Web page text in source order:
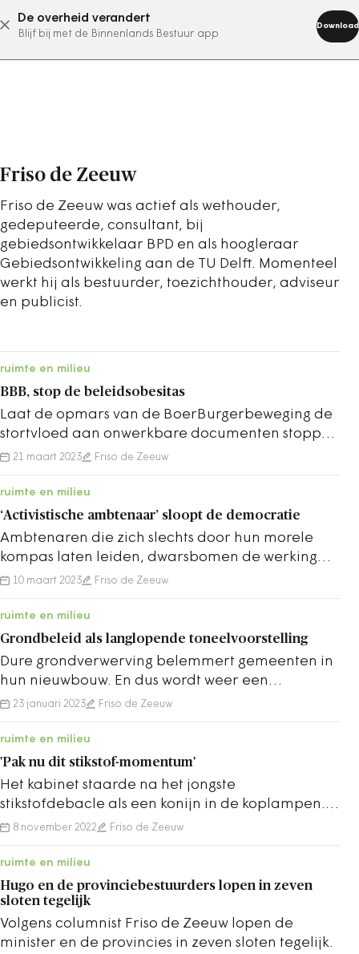
De overheid verandert
Blijf bij met de Binnenlands Bestuur app
Download
abonneer nu
Friso de Zeeuw
Friso de Zeeuw was actief als wethouder,
gedeputeerde, consultant, bij
gebiedsontwikkelaar BPD en als hoogleraar
Gebiedsontwikkeling aan de TU Delft. Momenteel
werkt hij als bestuurder, toezichthouder, adviseur
en publicist.
ruimte en milieu
BBB, stop de beleidsobesitas
Laat de opmars van de BoerBurgerbeweging de
stortvloed aan onwerkbare documenten stoppen
die vanuit het rijk wordt afgevuurd.
21 maart 2023 Friso de Zeeuw
ruimte en milieu
‘Activistische ambtenaar’ sloopt de democratie
Ambtenaren die zich slechts door hun morele
kompas laten leiden, dwarsbomen de werking
van de lokale democratie. Vindt Friso de Zeeuw.
10 maart 2023 Friso de Zeeuw
ruimte en milieu
Grondbeleid als langlopende toneelvoorstelling
Dure grondverwerving belemmert gemeenten in
hun nieuwbouw. En dus wordt weer een
onderzoek opgetuigd. Ten onrechte, vindt Friso
23 januari 2023 Friso de Zeeuw
ruimte en milieu
'Pak nu dit stikstof-momentum'
Het kabinet staarde na het jongste
stikstofdebacle als een konijn in de koplampen.
Terwijl volgens Friso de Zeeuw de oplossing al
8 november 2022 Friso de Zeeuw
ruimte en milieu
Hugo en de provinciebestuurders lopen in zeven
sloten tegelijk
Volgens columnist Friso de Zeeuw lopen de
minister en de provincies in zeven sloten tegelijk.